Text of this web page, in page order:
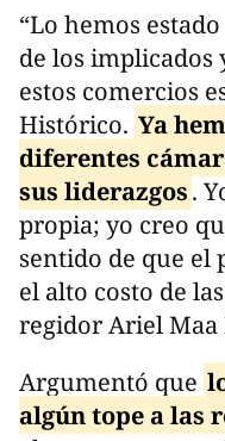
“Lo hemos
de los implicados
estos comercios
Histórico. Ya
diferentes
sus liderazgos.
propia; yo creo
sentido de que
el alto costo de
regidor Ariel Maa
Argumentó que
algún tope a las